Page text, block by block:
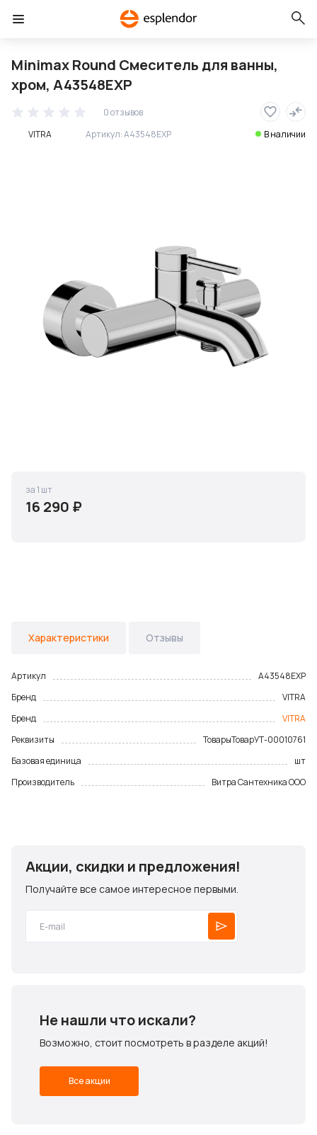
Minimax Round Смеситель для ванны,
хром, A43548EXP
0 отзывов
VITRA
Артикул:A43548EXP В наличии
16 290 ₽
за 1 шт
Характеристики Отзывы
Артикул
A43548EXP
Бренд
VITRA
Бренд
VITRA
Реквизиты
ТоварыТоварУТ-00010761
Базовая единица
шт
Производитель
Витра Сантехника ООО
Акции, скидки и предложения!
Получайте все самое интересное первыми.
Не нашли что искали?
Возможно, стоит посмотреть в разделе акций!
Все акции